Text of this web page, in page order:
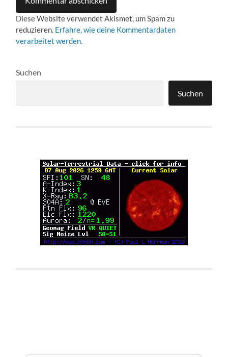
Diese Website verwendet Akismet, um Spam zu
reduzieren. Erfahre, wie deine Kommentardaten
verarbeitet werden.
Suchen
Suchen